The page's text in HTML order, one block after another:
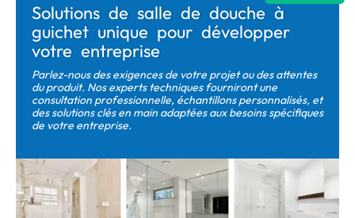
Solutions de salle de douche à
guichet unique pour développer
votre entreprise
Parlez-nous des exigences de votre projet ou des attentes
du produit. Nos experts techniques fourniront une
consultation professionnelle, échantillons personnalisés, et
des solutions clés en main adaptées aux besoins spécifiques
de votre entreprise.